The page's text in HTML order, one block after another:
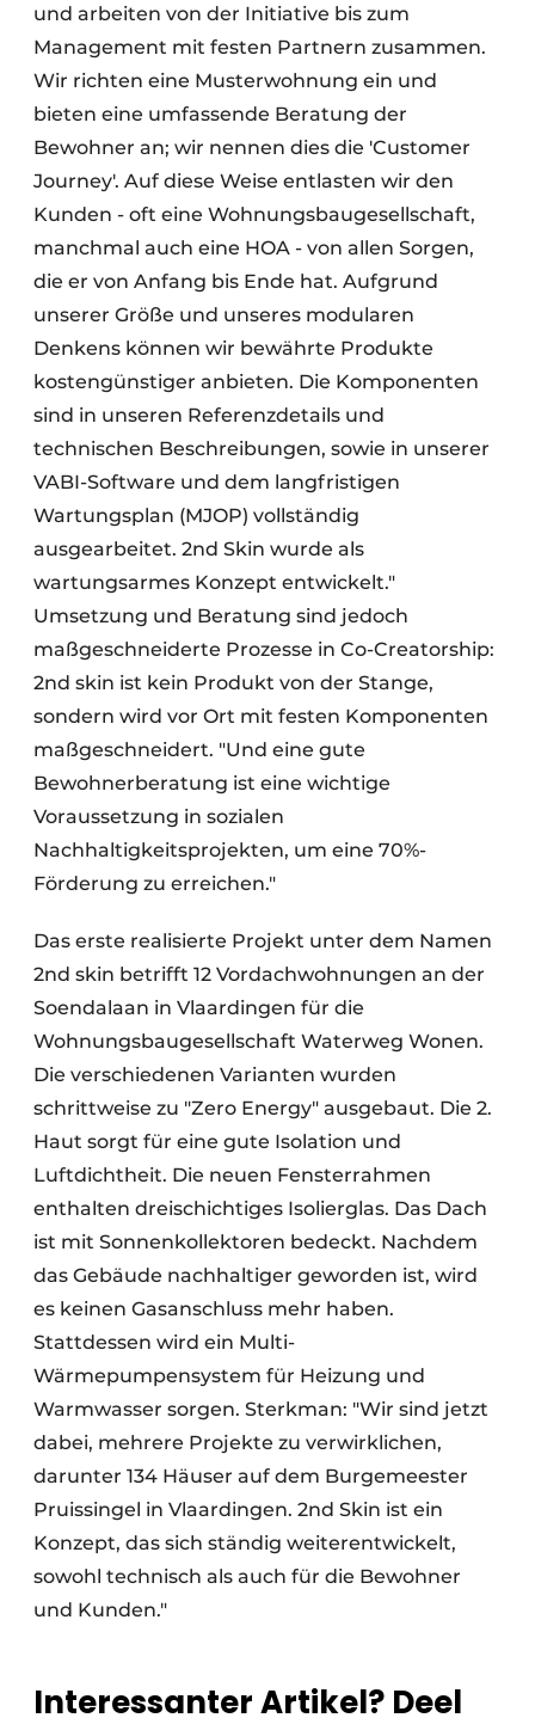
und arbeiten von der Initiative bis zum
Management mit festen Partnern zusammen.
Wir richten eine Musterwohnung ein und
bieten eine umfassende Beratung der
Bewohner an; wir nennen dies die 'Customer
Journey'. Auf diese Weise entlasten wir den
Kunden - oft eine Wohnungsbaugesellschaft,
manchmal auch eine HOA - von allen Sorgen,
die er von Anfang bis Ende hat. Aufgrund
unserer Größe und unseres modularen
Denkens können wir bewährte Produkte
kostengünstiger anbieten. Die Komponenten
sind in unseren Referenzdetails und
technischen Beschreibungen, sowie in unserer
VABI-Software und dem langfristigen
Wartungsplan (MJOP) vollständig
ausgearbeitet. 2nd Skin wurde als
wartungsarmes Konzept entwickelt."
Umsetzung und Beratung sind jedoch
maßgeschneiderte Prozesse in Co-Creatorship:
2nd skin ist kein Produkt von der Stange,
sondern wird vor Ort mit festen Komponenten
maßgeschneidert. "Und eine gute
Bewohnerberatung ist eine wichtige
Voraussetzung in sozialen
Nachhaltigkeitsprojekten, um eine 70%-
Förderung zu erreichen."
Das erste realisierte Projekt unter dem Namen
2nd skin betrifft 12 Vordachwohnungen an der
Soendalaan in Vlaardingen für die
Wohnungsbaugesellschaft Waterweg Wonen.
Die verschiedenen Varianten wurden
schrittweise zu "Zero Energy" ausgebaut. Die 2.
Haut sorgt für eine gute Isolation und
Luftdichtheit. Die neuen Fensterrahmen
enthalten dreischichtiges Isolierglas. Das Dach
ist mit Sonnenkollektoren bedeckt. Nachdem
das Gebäude nachhaltiger geworden ist, wird
es keinen Gasanschluss mehr haben.
Stattdessen wird ein Multi-
Wärmepumpensystem für Heizung und
Warmwasser sorgen. Sterkman: "Wir sind jetzt
dabei, mehrere Projekte zu verwirklichen,
darunter 134 Häuser auf dem Burgemeester
Pruissingel in Vlaardingen. 2nd Skin ist ein
Konzept, das sich ständig weiterentwickelt,
sowohl technisch als auch für die Bewohner
und Kunden."
Interessanter Artikel? Deel